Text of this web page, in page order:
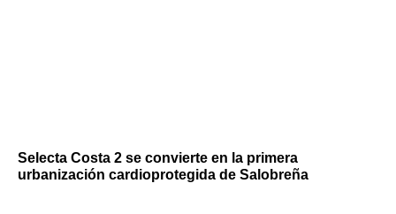
Selecta Costa 2 se convierte en la primera
urbanización cardioprotegida de Salobreña